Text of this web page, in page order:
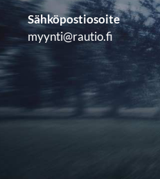
Sähköpostiosoite
myynti@rautio.fi